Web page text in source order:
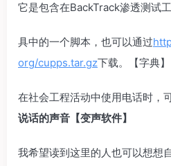
它是包含在BackTrack渗透测试工
具中的一个脚本，也可以通过
org/cupps.tar.gz下载。【字典】
在社会工程活动中使用电话时，
说话的声音【变声软件】
我希望读到这里的人也可以想想